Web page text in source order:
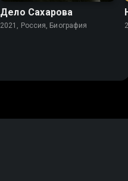
Дело Сахарова
2021, Россия, Биография